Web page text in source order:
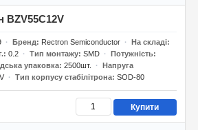
BZV55C12V
Бренд Rectron Semiconductor
На складі
0.2 Тип монтажу SMD
Потужність
упаковка 2500шт.
Напруга
Тип корпусу стабілітрона SOD-80
Купити